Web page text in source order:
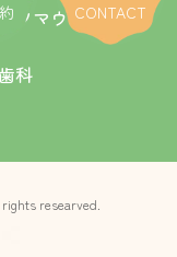
CONTACT
ツマウスガード
科
researved.